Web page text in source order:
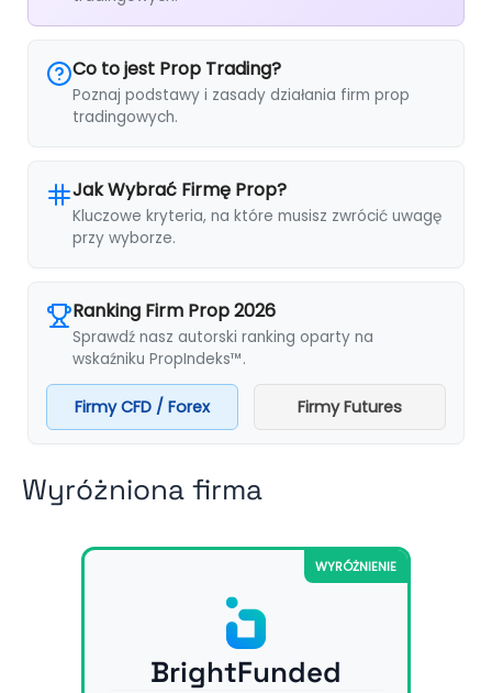
Co to jest Prop Trading?
Poznaj podstawy i zasady działania firm prop
tradingowych.
Jak Wybrać Firmę Prop?
Kluczowe kryteria, na które musisz zwrócić uwagę
przy wyborze.
Ranking Firm Prop 2026
Sprawdź nasz autorski ranking oparty na
wskaźniku PropIndeks™.
Firmy CFD / Forex Firmy Futures
Wyróżniona firma
WYRÓŻNIENIE
BrightFunded